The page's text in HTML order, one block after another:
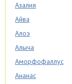
Азалия
Айва
Алоэ
Алыча
Аморфофаллус
Ананас